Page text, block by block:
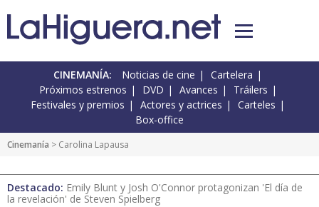
CINEMANÍA: Noticias de cine
Cartelera
Próximos estrenos
DVD Avances
Tráilers
Festivales y premios
Actores y actrices
Carteles
Box-office
Cinemanía > Carolina Lapausa
Destacado: Emily Blunt y Josh O'Connor protagonizan 'El día de
la revelación' de Steven Spielberg